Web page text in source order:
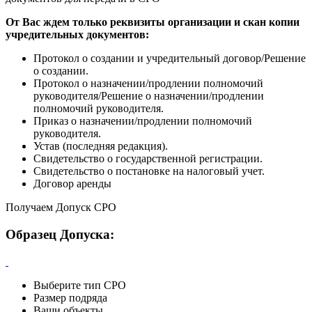
От Вас ждем только реквизиты организации и скан копии
учредительных документов:
Протокол о создании и учредительный договор/Решение
о создании.
Протокол о назначении/продлении полномочий
руководителя/Решение о назначении/продлении
полномочий руководителя.
Приказ о назначении/продлении полномочий
руководителя.
Устав (последняя редакция).
Свидетельство о государственной регистрации.
Свидетельство о постановке на налоговый учет.
Договор аренды
Получаем Допуск СРО
Образец Допуска:
Выберите тип СРО
Размер подряда